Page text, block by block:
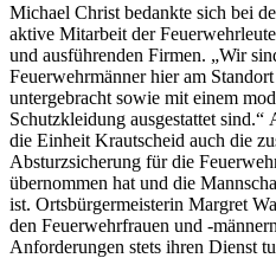
Michael Christ bedankte sich bei
aktive Mitarbeit der
und ausführenden Firmen. „Wir
Feuerwehrmänner hier am
untergebracht sowie mit einem
Schutzkleidung ausgestattet sind.“
die Einheit Krautscheid auch die
Absturzsicherung für die
übernommen hat und die
ist. Ortsbürgermeisterin Margret
den Feuerwehrfrauen und -
Anforderungen stets ihren Dienst